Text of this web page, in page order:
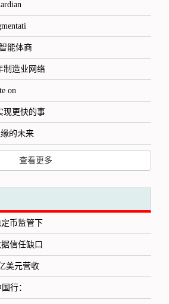
能体商
制造业网络
on
现更快的事
的未来
查看更多
币监管下
信任缺口
美元营收
行：